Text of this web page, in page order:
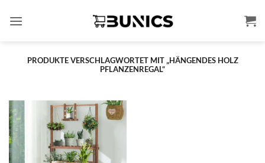
Inhalt
PRODUKTE VERSCHLAGWORTET MIT „HÄNGENDES HOLZ
PFLANZENREGAL“